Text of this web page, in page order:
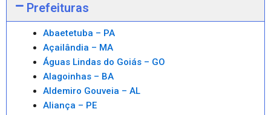
Prefeituras
Abaetetuba – PA
Açailândia – MA
Águas Lindas do Goiás – GO
Alagoinhas – BA
Aldemiro Gouveia – AL
Aliança – PE